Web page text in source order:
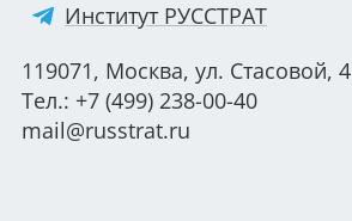
Институт РУССТРАТ
119071, Москва, ул. Стасовой, 4
Тел.: +7 (499) 238-00-40
mail@russtrat.ru